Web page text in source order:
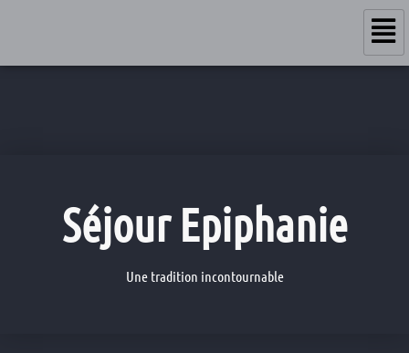
Séjour Epiphanie
Une tradition incontournable